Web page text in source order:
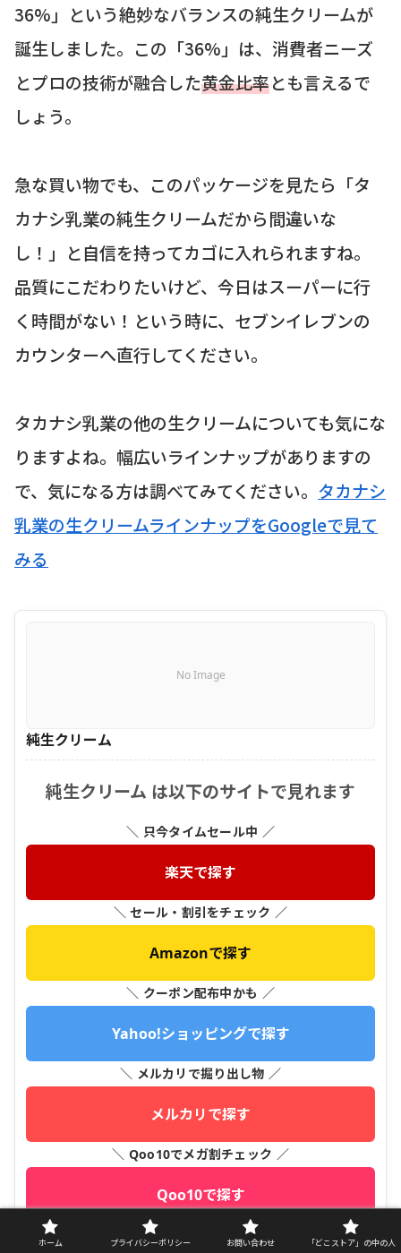
36%」という絶妙なバランスの純生クリームが
誕生しました。この「36%」は、消費者ニーズ
とプロの技術が融合した黄金比率とも言えるで
しょう。
急な買い物でも、このパッケージを見たら「タ
カナシ乳業の純生クリームだから間違いな
し！」と自信を持ってカゴに入れられますね。
品質にこだわりたいけど、今日はスーパーに行
く時間がない！という時に、セブンイレブンの
カウンターへ直行してください。
タカナシ乳業の他の生クリームについても気にな
りますよね。幅広いラインナップがありますの
で、気になる方は調べてみてください。 タカナシ
乳業の生クリームラインナップをGoogleで見て
みる
No Image
純生クリーム
純生クリーム は以下のサイトで見れます
＼ 只今タイムセール中 ／
楽天で探す
＼ セール・割引をチェック ／
Amazonで探す
＼ クーポン配布中かも ／
Yahoo!ショッピングで探す
＼ メルカリで掘り出し物 ／
メルカリで探す
＼ Qoo10でメガ割チェック ／
Qoo10で探す
ホーム プライバシーポリシー お問い合わせ 「どこストア」の中の人